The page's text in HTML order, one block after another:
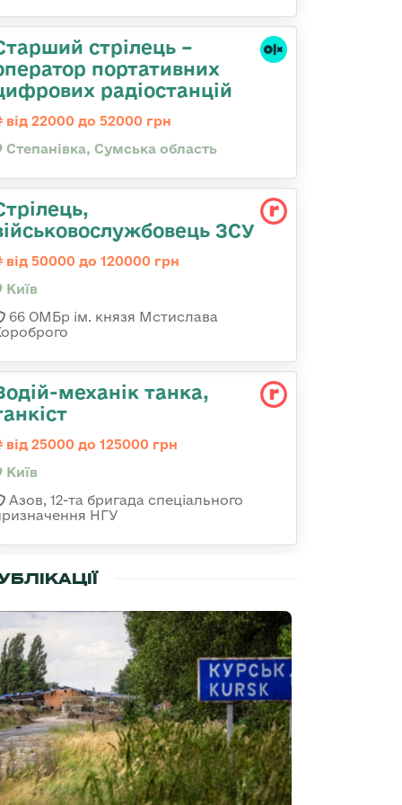
стрілець –
портативних
радіостанцій
від 22000 до 52000 грн
Степанівка, Сумська область
ЗСУ
від 50000 до 120000 грн
Київ
66 ОМБр ім. князя Мстислава
механік танка,
від 25000 до 125000 грн
Київ
Азов, 12-та бригада спеціального
НГУ